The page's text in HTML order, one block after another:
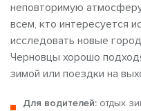
неповторимую
всем, кто интересуется
исследовать новые
Черновцы хорошо
зимой или поездки на
Для водителей: отдых